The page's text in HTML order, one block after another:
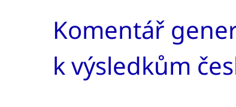
Komentář
k výsledkům